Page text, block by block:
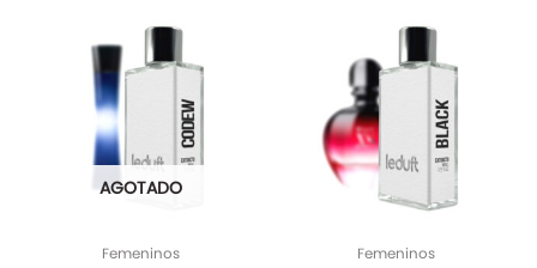
AGOTADO
Femeninos Femeninos